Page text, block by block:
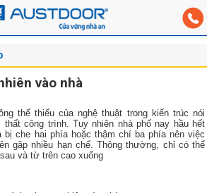
vào nhà
thể thiếu của nghệ thuật trong kiến trúc nói
thất công trình. Tuy nhiên nhà phố nay hầu hết
bị che hai phía hoặc thậm chí ba phía nên việc
gặp nhiều hạn chế. Thông thường, chỉ có thể
và từ trên cao xuống